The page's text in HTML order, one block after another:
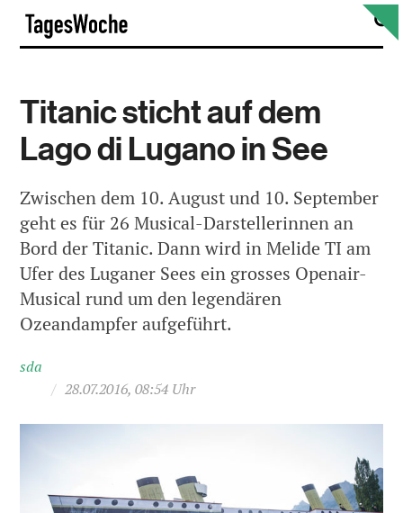
Skip
content
Titanic sticht auf dem
Lago di Lugano in See
Zwischen dem 10. August und 10. September
geht es für 26 Musical-Darstellerinnen an
Bord der Titanic. Dann wird in Melide TI am
Ufer des Luganer Sees ein grosses Openair-
Musical rund um den legendären
Ozeandampfer aufgeführt.
sda
/ 28.07.2016, 08:54 Uhr